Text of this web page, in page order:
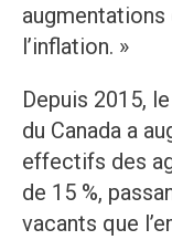
l’inflation. »
Depuis 2015,
du Canada a
effectifs des
de 15 %,
vacants que